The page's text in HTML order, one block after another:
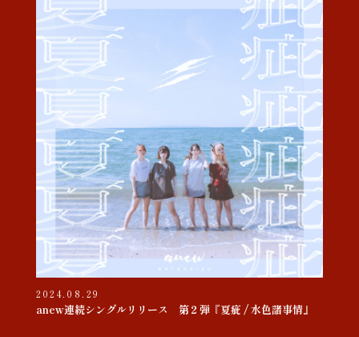
2024.08.29
anew連続シングルリリース 第２弾『夏疵 / 水色諸事情』